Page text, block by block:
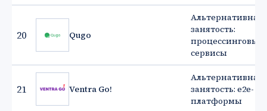
20 Qugo
Альтернативная
занятость:
процессинговые
сервисы
21 Ventra Go!
Альтернативная
занятость: e2e-
платформы